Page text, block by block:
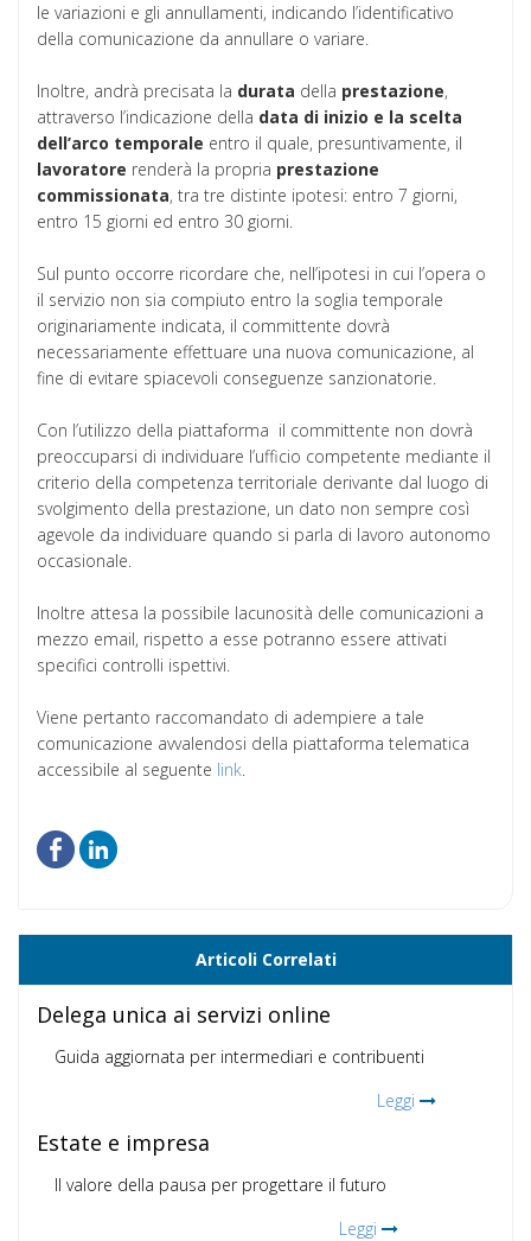
le variazioni e gli annullamenti, indicando l’identificativo
della comunicazione da annullare o variare.
Inoltre, andrà precisata la durata della prestazione,
attraverso l’indicazione della data di inizio e la scelta
dell’arco temporale entro il quale, presuntivamente, il
lavoratore renderà la propria prestazione
commissionata, tra tre distinte ipotesi: entro 7 giorni,
entro 15 giorni ed entro 30 giorni.
Sul punto occorre ricordare che, nell’ipotesi in cui l’opera o
il servizio non sia compiuto entro la soglia temporale
originariamente indicata, il committente dovrà
necessariamente effettuare una nuova comunicazione, al
fine di evitare spiacevoli conseguenze sanzionatorie.
Con l’utilizzo della piattaforma il committente non dovrà
preoccuparsi di individuare l’ufficio competente mediante il
criterio della competenza territoriale derivante dal luogo di
svolgimento della prestazione, un dato non sempre così
agevole da individuare quando si parla di lavoro autonomo
occasionale.
Inoltre attesa la possibile lacunosità delle comunicazioni a
mezzo email, rispetto a esse potranno essere attivati
specifici controlli ispettivi.
Viene pertanto raccomandato di adempiere a tale
comunicazione avvalendosi della piattaforma telematica
accessibile al seguente link.
Articoli Correlati
Delega unica ai servizi online
Guida aggiornata per intermediari e contribuenti
Leggi
Estate e impresa
Il valore della pausa per progettare il futuro
Leggi